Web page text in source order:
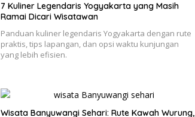
7 Kuliner Legendaris Yogyakarta yang Masih
Ramai Dicari Wisatawan
Panduan kuliner legendaris Yogyakarta dengan rute
praktis, tips lapangan, dan opsi waktu kunjungan
yang lebih efisien.
Wisata Banyuwangi Sehari: Rute Kawah Wurung,